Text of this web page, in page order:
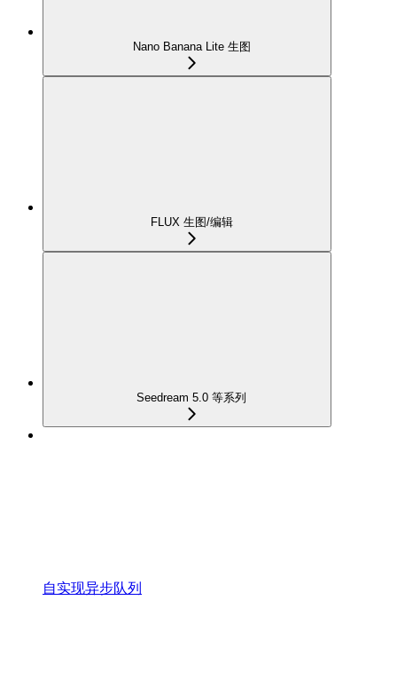
Nano Banana Lite 生图
FLUX 生图/编辑
Seedream 5.0 等系列
自实现异步队列